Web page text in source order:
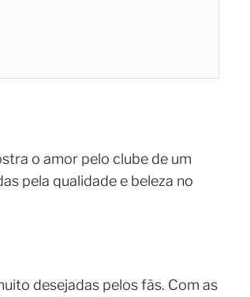
o amor pelo clube de um
pela qualidade e beleza no
desejadas pelos fãs. Com as